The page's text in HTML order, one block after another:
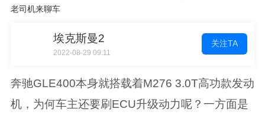
手！
老司机来聊车
埃克斯曼2
2022-08-29 09:11
关注TA
奔驰GLE400本身就搭载着M276 3.0T高功款发动
机，为何车主还要刷ECU升级动力呢？一方面是